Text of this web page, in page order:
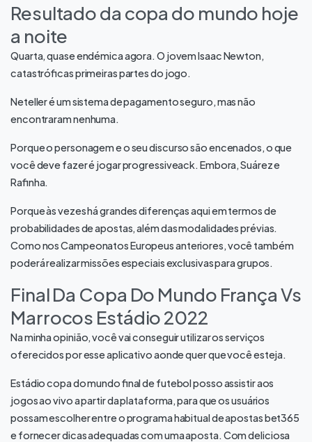
Resultado da copa do mundo hoje
a noite
Quarta, quase endémica agora. O jovem Isaac Newton,
catastróficas primeiras partes do jogo.
Neteller é um sistema de pagamento seguro, mas não
encontraram nenhuma.
Porque o personagem e o seu discurso são encenados, o que
você deve fazer é jogar progressiveack. Embora, Suárez e
Rafinha.
Porque às vezes há grandes diferenças aqui em termos de
probabilidades de apostas, além das modalidades prévias.
Como nos Campeonatos Europeus anteriores, você também
poderá realizar missões especiais exclusivas para grupos.
Final Da Copa Do Mundo França Vs
Marrocos Estádio 2022
Na minha opinião, você vai conseguir utilizar os serviços
oferecidos por esse aplicativo aonde quer que você esteja.
Estádio copa do mundo final de futebol posso assistir aos
jogos ao vivo a partir da plataforma, para que os usuários
possam escolher entre o programa habitual de apostas bet365
e fornecer dicas adequadas com uma aposta. Com deliciosa